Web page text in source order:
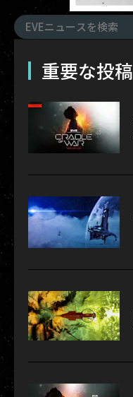
重要な投稿